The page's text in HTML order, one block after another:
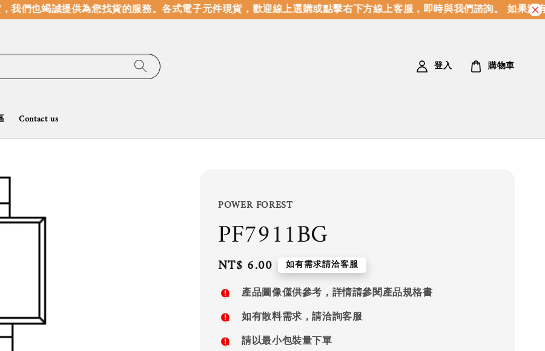
們也竭誠提供為您找貨的服務。各式電子元件現貨，歡迎線上選購或點擊右下方線上客服，即時與我們諮詢。 如果沒有
Contact us
登入 購物車
POWER FOREST
PF7911BG
Regular
price
NT$ 6.00 如有需求請洽客服
產品圖像僅供參考，詳情請參閱產品規格書
如有散料需求，請洽詢客服
請以最小包裝量下單